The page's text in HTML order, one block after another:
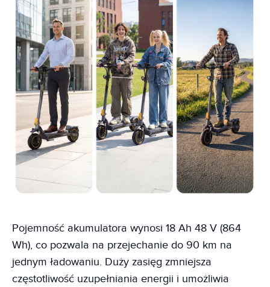
Pojemność akumulatora wynosi 18 Ah 48 V (864
Wh), co pozwala na przejechanie do 90 km na
jednym ładowaniu. Duży zasięg zmniejsza
częstotliwość uzupełniania energii i umożliwia